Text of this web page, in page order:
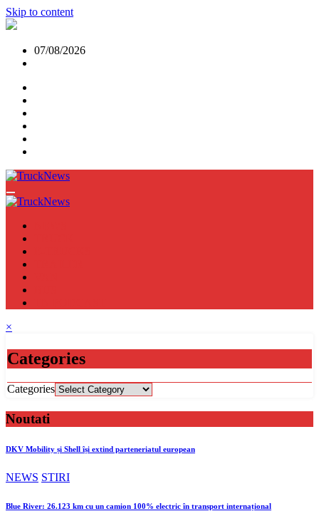
Skip to content
07/08/2026
×
Categories
Categories
Noutati
DKV Mobility și Shell își extind parteneriatul european
NEWS STIRI
Blue River: 26.123 km cu un camion 100% electric în transport internațional